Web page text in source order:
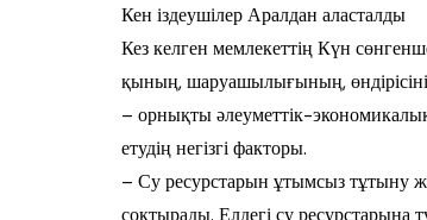
Кен іздеушілер Аралдан аласталды
Кез келген мемлекеттің Күн
қы­ның, шаруашылығының,
– орнықты әлеуметтік-
етудің негізгі факторы.
– Су ресурстарын ұтымсыз тұтыну
соқтырады. Елдегі су ресурстарына